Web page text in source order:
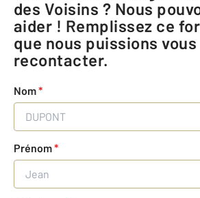
des Voisins ? Nous
aider ! Remplissez ce
que nous puissions vous
recontacter.
Nom*
Prénom*